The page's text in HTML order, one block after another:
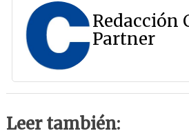
Redacción
Partner
Leer también: